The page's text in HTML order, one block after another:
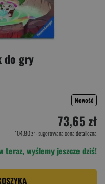
do gry
Nowość
73,65 zł
104,80 zł- sugerowana cena detaliczna
teraz, wyślemy jeszcze dziś!